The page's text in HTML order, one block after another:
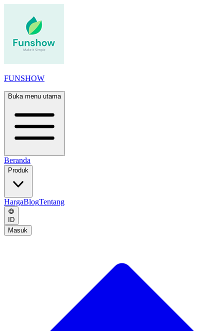
FUNSHOW
Buka menu utama
Beranda
Produk
HargaBlogTentang
ID
Masuk